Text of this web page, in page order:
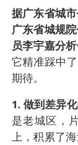
据广东省城
广东省城规
员李宇嘉分析
它精准踩中
期待。
1. 做到差异
是老城区，
上，积累了